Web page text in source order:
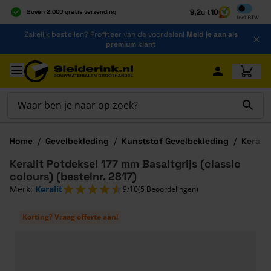
Boven 2.000 gratis verzending
Al 40 jaar dé specialist
Alles onder één dak
9,2uit10
Incl BTW
Inclusief
Ga naar de inhoud
Zakelijk bestellen? Profiteer van de voordelen! Meld je aan als
premium klant
Ga naar hoofdinhoud
Home / Gevelbekleding / Kunststof Gevelbekleding / Keralit
Korting? Vraag offerte aan!
Keralit Potdeksel 177 mm Basaltgrijs (classic
colours) (bestelnr. 2817)
Merk: Keralit 9/10(5 Beoordelingen)